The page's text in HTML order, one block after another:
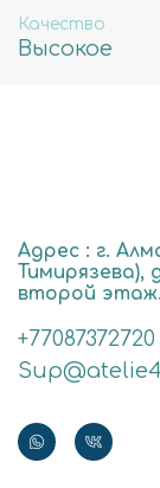
Качество
Высокое
Адрес : г.
Тимирязева),
второй этаж.
+77087372720